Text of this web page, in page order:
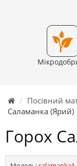
Посівний
Саламанка (Ярий)
Горох